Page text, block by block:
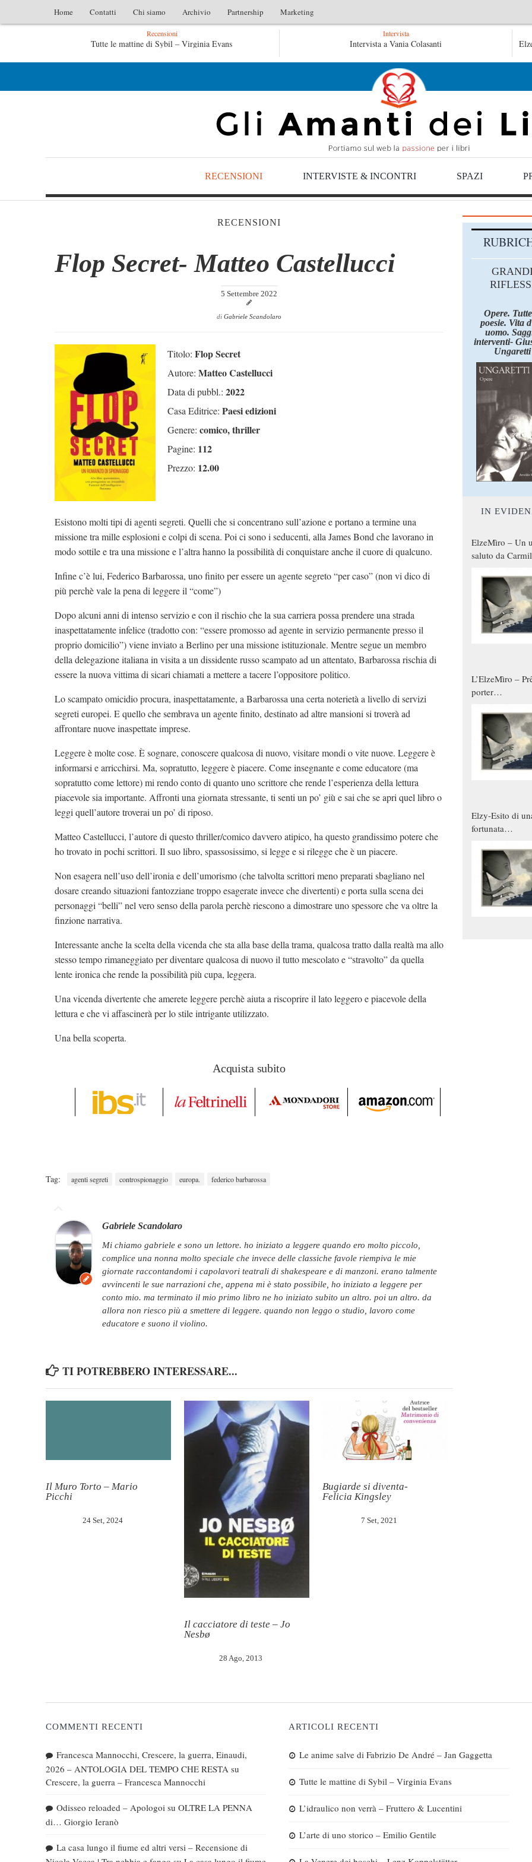
Home Contatti Chi siamo Archivio Partnership Marketing
Recensioni
L’idraulico non verrà – Fruttero & Lucentini Le anime salve di Fabrizio De André – Jan Gaggetta
Le anime salve di Fabrizio De André – Jan Gaggetta
Intervista
Intervista a Vania Colasanti
RECENSIONI INTERVISTE & INCONTRI SPAZI
RECENSIONI
Flop Secret- Matteo Castellucci
5 Settembre 2022
di Gabriele Scandolaro
Titolo: Flop Secret
Autore: Matteo Castellucci
Data di pubbl.: 2022
Casa Editrice: Paesi edizioni
Genere: comico, thriller
Pagine: 112
Prezzo: 12.00
Esistono molti tipi di agenti segreti. Quelli che si concentrano sull’azione e portano a termine una
missione tra mille esplosioni e colpi di scena. Poi ci sono i seducenti, alla James Bond che lavorano in
modo sottile e tra una missione e l’altra hanno la possibilità di conquistare anche il cuore di qualcuno.
Infine c’è lui, Federico Barbarossa, uno finito per essere un agente segreto “per caso” (non vi dico di
più perchè vale la pena di leggere il “come”)
Dopo alcuni anni di intenso servizio e con il rischio che la sua carriera possa prendere una strada
inaspettatamente infelice (tradotto con: “essere promosso ad agente in servizio permanente presso il
proprio domicilio”) viene inviato a Berlino per una missione istituzionale. Mentre segue un membro
della delegazione italiana in visita a un dissidente russo scampato ad un attentato, Barbarossa rischia di
essere la nuova vittima di sicari chiamati a mettere a tacere l’oppositore politico.
Lo scampato omicidio procura, inaspettatamente, a Barbarossa una certa noterietà a livello di servizi
segreti europei. E quello che sembrava un agente finito, destinato ad altre mansioni si troverà ad
affrontare nuove inaspettate imprese.
Leggere è molte cose. È sognare, conoscere qualcosa di nuovo, visitare mondi o vite nuove. Leggere è
informarsi e arricchirsi. Ma, sopratutto, leggere è piacere. Come insegnante e come educatore (ma
sopratutto come lettore) mi rendo conto di quanto uno scrittore che rende l’esperienza della lettura
piacevole sia importante. Affronti una giornata stressante, ti senti un po’ giù e sai che se apri quel libro o
leggi quell’autore troverai un po’ di riposo.
Matteo Castellucci, l’autore di questo thriller/comico davvero atipico, ha questo grandissimo potere che
ho trovato in pochi scrittori. Il suo libro, spassosissimo, si legge e si rilegge che è un piacere.
Non esagera nell’uso dell’ironia e dell’umorismo (che talvolta scrittori meno preparati sbagliano nel
dosare creando situazioni fantozziane troppo esagerate invece che divertenti) e porta sulla scena dei
personaggi “belli” nel vero senso della parola perchè riescono a dimostrare uno spessore che va oltre la
finzione narrativa.
Interessante anche la scelta della vicenda che sta alla base della trama, qualcosa tratto dalla realtà ma allo
stesso tempo rimaneggiato per diventare qualcosa di nuovo il tutto mescolato e “stravolto” da quella
lente ironica che rende la possibilità più cupa, leggera.
Una vicenda divertente che amerete leggere perchè aiuta a riscoprire il lato leggero e piacevole della
lettura e che vi affascinerà per lo stile intrigante utilizzato.
Una bella scoperta.
Acquista subito
Tag: agenti segreti controspionaggio europa. federico barbarossa
Gabriele Scandolaro
mi chiamo gabriele e sono un lettore. ho iniziato a leggere quando ero molto piccolo,
complice una nonna molto speciale che invece delle classiche favole riempiva le mie
giornate raccontandomi i capolavori teatrali di shakespeare e di manzoni. erano talmente
avvincenti le sue narrazioni che, appena mi è stato possibile, ho iniziato a leggere per
conto mio. ma terminato il mio primo libro ne ho iniziato subito un altro. poi un altro. da
allora non riesco più a smettere di leggere. quando non leggo o studio, lavoro come
educatore e suono il violino.
TI POTREBBERO INTERESSARE...
Il Muro Torto – Mario
Picchi
24 Set, 2024
Il cacciatore di teste – Jo
Nesbø
28 Ago, 2013
Bugiarde si diventa-
Felicia Kingsley
7 Set, 2021
Opere.
poesie. Vita
uomo.
interventi-
Ungaretti
IN
ElzeMìro – Un
saluto da
qualche modo
donne
L’ElzeMìro –
porter
Elzy-Esito di
fortunata
COMMENTI RECENTI
Francesca Mannocchi, Crescere, la guerra, Einaudi,
2026 – ANTOLOGIA DEL TEMPO CHE RESTA su
Crescere, la guerra – Francesca Mannocchi
Odisseo reloaded – Apologoi su OLTRE LA PENNA
di… Giorgio Ieranò
La casa lungo il fiume ed altri versi – Recensione di
ARTICOLI RECENTI
Le anime salve di Fabrizio De André – Jan Gaggetta
Tutte le mattine di Sybil – Virginia Evans
L’idraulico non verrà – Fruttero & Lucentini
L’arte di uno storico – Emilio Gentile